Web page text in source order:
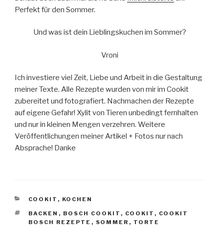
Perfekt für den Sommer.
Und was ist dein Lieblingskuchen im Sommer?
Vroni
Ich investiere viel Zeit, Liebe und Arbeit in die Gestaltung
meiner Texte. Alle Rezepte wurden von mir im Cookit
zubereitet und fotografiert. Nachmachen der Rezepte
auf eigene Gefahr! Xylit von Tieren unbedingt fernhalten
und nur in kleinen Mengen verzehren. Weitere
Veröffentlichungen meiner Artikel + Fotos nur nach
Absprache! Danke
KATEGORIEN
COOKIT , KOCHEN
SCHLAGWÖRTER
BACKEN , BOSCH COOKIT , COOKIT , COOKIT
BOSCH REZEPTE , SOMMER , TORTE